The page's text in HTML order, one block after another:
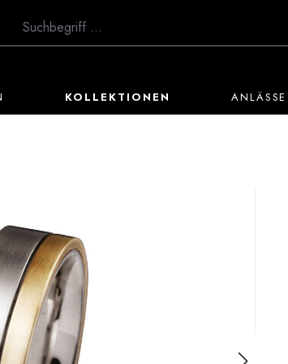
KOLLEKTIONEN ANLÄSSE